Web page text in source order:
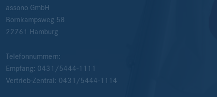
assono GmbH
Bornkampsweg 58
22761
Hamburg
Telefonnummern:
Empfang: 0431/5444-1111
Vertrieb-Zentral: 0431/5444-1114